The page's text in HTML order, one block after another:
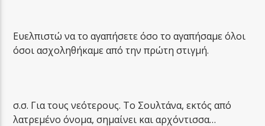
Ευελπιστώ να το αγαπήσετε όσο το αγαπήσαμε όλοι
όσοι ασχοληθήκαμε από την πρώτη στιγμή.
σ.σ. Για τους νεότερους. Το Σουλτάνα, εκτός από
λατρεμένο όνομα, σημαίνει και αρχόντισσα…